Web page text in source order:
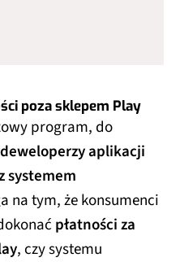
poza sklepem Play
program, do
deweloperzy aplikacji
systemem
na tym, że konsumenci
płatności za
, czy systemu